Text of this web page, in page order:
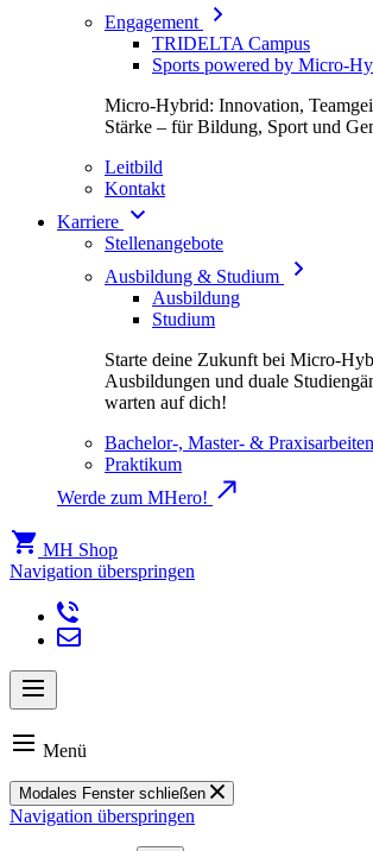
Engagement
TRIDELTA Campus
Sports powered by Micro-
Micro-Hybrid: Innovation,
Stärke – für Bildung, Sport und
Leitbild
Kontakt
Karriere
Stellenangebote
Ausbildung & Studium
Ausbildung
Studium
Starte deine Zukunft bei Micro-
Ausbildungen und duale
warten auf dich!
Bachelor-, Master- & Praxisarbeiten
Praktikum
Werde zum MHero!
MH Shop
Navigation überspringen
Menü
Modales Fenster schließen
Navigation überspringen